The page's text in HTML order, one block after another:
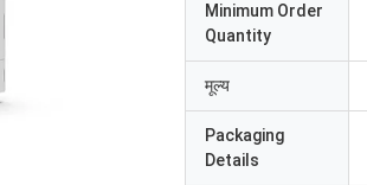
Minimum Order
Quantity
मूल्य
Packaging
Details